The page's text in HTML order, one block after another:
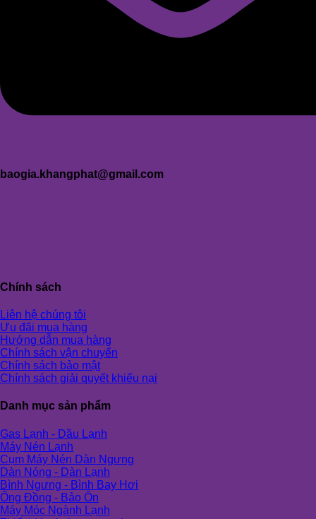
baogia.khangphat@gmail.com
Chính sách
Liên hệ chúng tôi
Ưu đãi mua hàng
Hướng dẫn mua hàng
Chính sách vận chuyển
Chính sách bảo mật
Chính sách giải quyết khiếu nại
Danh mục sản phẩm
Gas Lạnh - Dầu Lạnh
Máy Nén Lạnh
Cụm Máy Nén Dàn Ngưng
Dàn Nóng - Dàn Lạnh
Bình Ngưng - Bình Bay Hơi
Ống Đồng - Bảo Ôn
Máy Móc Ngành Lạnh